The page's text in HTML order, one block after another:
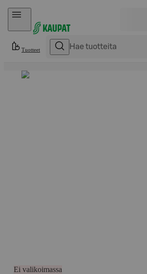
Hyppää sisältöön
Tuotteet
Ei valikoimassa